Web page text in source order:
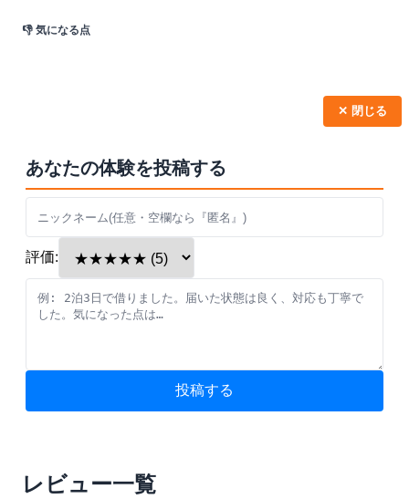
👎 気になる点
✕ 閉じる
あなたの体験を投稿する
評価:
投稿する
レビュー一覧